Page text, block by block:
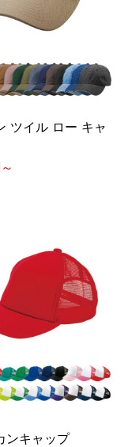
ツイル ロー キャ
ンキャップ